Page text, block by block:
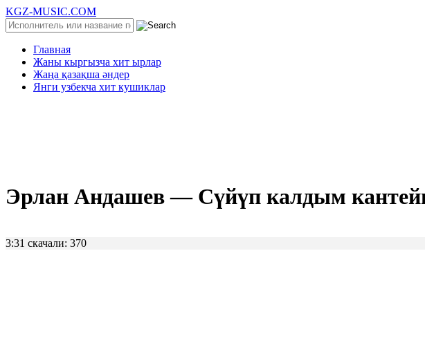
KGZ-MUSIC.COM
Главная
Жаны кыргызча хит ырлар
Жаңа қазақша әндер
Янги узбекча хит кушиклар
Эрлан Андашев — Сүйүп калдым
3:31 скачали: 370